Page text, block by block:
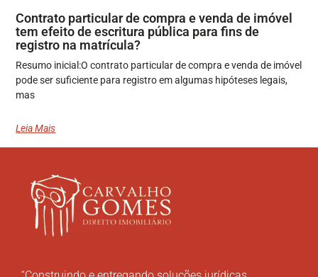
Contrato particular de compra e venda de imóvel
tem efeito de escritura pública para fins de
registro na matrícula?
Resumo inicial:O contrato particular de compra e venda de imóvel
pode ser suficiente para registro em algumas hipóteses legais,
mas
Leia Mais